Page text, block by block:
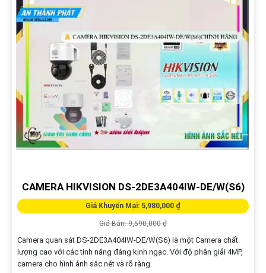
CAMERA HIKVISION DS-2DE3A404IW-DE/W(S6)
Giá Khuyến Mại: 5,980,000 ₫
Giá Bán: 9,590,000 ₫
Camera quan sát DS-2DE3A404IW-DE/W(S6) là một Camera chất
lượng cao với các tính năng đáng kinh ngạc. Với độ phân giải 4MP,
camera cho hình ảnh sắc nét và rõ ràng